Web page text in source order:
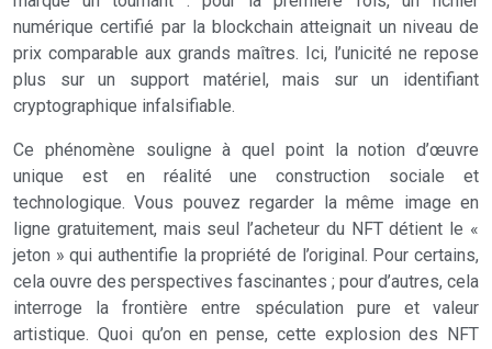
numérique certifié par la blockchain atteignait un niveau de
prix comparable aux grands maîtres. Ici, l’unicité ne repose
plus sur un support matériel, mais sur un identifiant
cryptographique infalsifiable.
Ce phénomène souligne à quel point la notion d’œuvre
unique est en réalité une construction sociale et
technologique. Vous pouvez regarder la même image en
ligne gratuitement, mais seul l’acheteur du NFT détient le «
jeton » qui authentifie la propriété de l’original. Pour certains,
cela ouvre des perspectives fascinantes ; pour d’autres, cela
interroge la frontière entre spéculation pure et valeur
artistique. Quoi qu’on en pense, cette explosion des NFT